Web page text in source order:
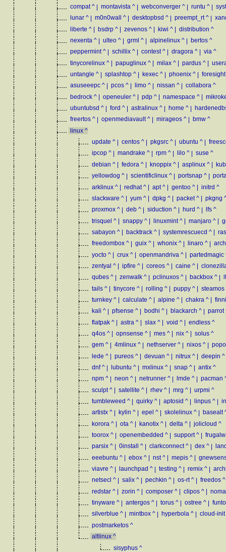
compat ^ | montavista ^ | webconverger ^ | runtu ^ |
lunar ^ | m0n0wall ^ | desktopbsd ^ | preempt_rt ^ |
liberte ^ | bsdrp ^ | zevenos ^ | kiwi ^ | distribution ^
nexenta ^ | ulteo ^ | grml ^ | alpinelinux ^ | bertos ^
peppermint ^ | schillix ^ | contest ^ | dragora ^ | via ^
tinycorelinux ^ | papuglinux ^ | milax ^ | pardus ^ |
untangle ^ | splashtop ^ | kexec ^ | phoenix ^ | foresight
asuseeepc ^ | pcos ^ | limo ^ | nissan ^ | collabora ^
bedrock ^ | openeuler ^ | pdp ^ | namespace ^ |
ubuntubsd ^ | ford ^ | astralinux ^ | home ^ |
freertos ^ | openmediavault ^ | mirageos ^ | bmw ^
linux ^
update ^ | centos ^ | pkgsrc ^ | ubuntu ^ |
ipcop ^ | mandrake ^ | rpm ^ | lilo ^ | suse ^
debian ^ | fedora ^ | knoppix ^ | asplinux ^ |
yellowdog ^ | scientificlinux ^ | portsnap ^ |
arklinux ^ | redhat ^ | apt ^ | gentoo ^ | initrd ^
slackware ^ | yum ^ | dpkg ^ | packet ^ | pkgng
proxmox ^ | deb ^ | siduction ^ | hurd ^ | lfs ^
trisquel ^ | snappy ^ | linuxmint ^ | manjaro ^ |
sabayon ^ | backtrack ^ | systemrescuecd ^ |
freedombox ^ | guix ^ | whonix ^ | linaro ^ |
yocto ^ | crux ^ | openmandriva ^ | partedmagic
zentyal ^ ipfire ^ coreos ^ caine ^
qubes ^ | zenwalk ^ | pclinuxos ^ | backbox ^ |
tails ^ | tinycore ^ | rolling ^ | puppy ^ | steamos
turnkey ^ calculate ^ alpine ^ chakra ^
kali ^ | pfsense ^ | bodhi ^ | blackarch ^ | parrot
flatpak ^ | astra ^ | slax ^ | void ^ | endless ^
q4os ^ opnsense ^ mes ^ nix ^ solus ^
gem ^ | 4mlinux ^ | nethserver ^ | nixos ^ |
lede ^ | pureos ^ | devuan ^ | nitrux ^ | deepin ^
dnf ^ | lubuntu ^ | mxlinux ^ | snap ^ | antix ^
npm ^ | neon ^ | netrunner ^ | lmde ^ | pacman
sculpt ^ | satellite ^ | rhev ^ | mrg ^ | urpmi ^
tumbleweed ^ | quirky ^ | aptosid ^ | linpus ^ |
artistx ^ | kylin ^ | epel ^ | skolelinux ^ | basealt
korora ^ | ota ^ | kanotix ^ | delta ^ | jolicloud ^
toorox ^ | openembedded ^ | support ^ |
parsix ^ | 0install ^ | clarkconnect ^ | dex ^ |
eeebuntu ^ | ebox ^ | nst ^ | mepis ^ |
viavre ^ | launchpad ^ | testing ^ | remix ^ |
netsecl ^ | salix ^ | pechkin ^ | os-rt ^ | freedos ^
redstar ^ | zorin ^ | composer ^ | clipos ^ |
tinyware ^ | antergos ^ | torus ^ | ostree ^ |
silverblue ^ | mintbox ^ | hyperbola ^ | cloud-init
postmarketos ^
altlinux ^
sisyphus ^